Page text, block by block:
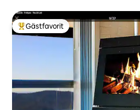
Populär gästfavorit
Gästfavorit